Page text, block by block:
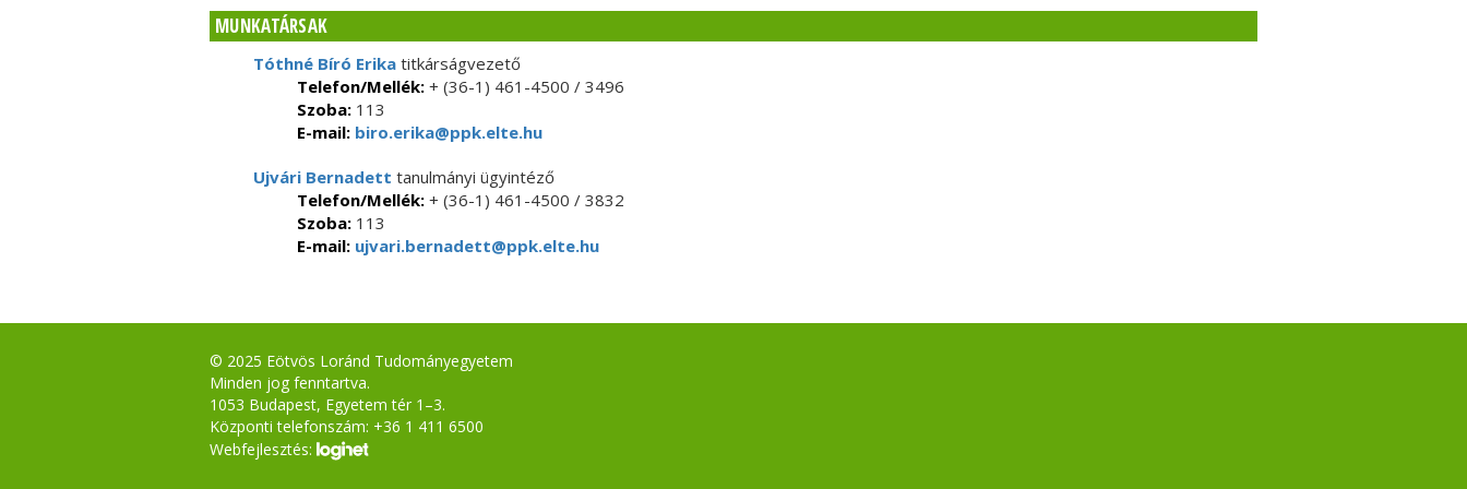
MUNKATÁRSAK
Tóthné Bíró Erika titkárságvezető
Telefon/Mellék: + (36-1) 461-4500 / 3496
Szoba: 113
E-mail: biro.erika@ppk.elte.hu
Ujvári Bernadett tanulmányi ügyintéző
Telefon/Mellék: + (36-1) 461-4500 / 3832
Szoba: 113
E-mail: ujvari.bernadett@ppk.elte.hu
© 2025 Eötvös Loránd Tudományegyetem
Minden jog fenntartva.
1053 Budapest, Egyetem tér 1–3.
Központi telefonszám: +36 1 411 6500
Webfejlesztés: